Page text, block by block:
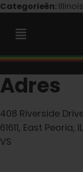
Overslaan
inhoud
Categorieën:
Navigatie
Toggelen
Marley-
Adres
408 Riverside
61611, East Peoria,
VS